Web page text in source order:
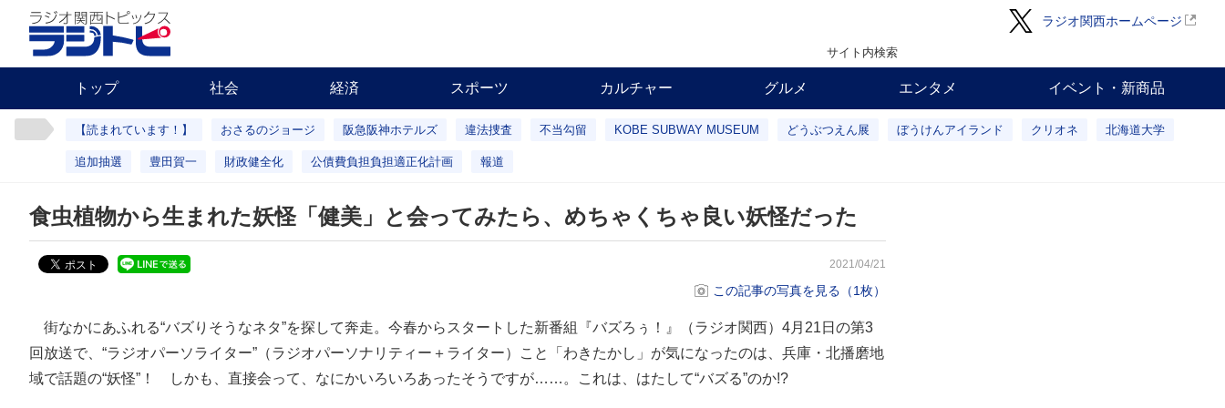
ラジオ関西ホームページ
サイト内検索
トップ 社会 経済 スポーツ カルチャー グルメ エンタメ イベント・新商品
【読まれています！】 おさるのジョージ 阪急阪神ホテルズ 違法捜査 不当勾留 KOBE SUBWAY MUSEUM どうぶつえん展 ぼうけんアイランド クリオネ 北海道大学
追加抽選 豊田賀一 財政健全化 公債費負担負担適正化計画 報道
食虫植物から生まれた妖怪「健美」と会ってみたら、めちゃくちゃ良い妖怪だった
2021/04/21
この記事の写真を見る（1枚）
街なかにあふれる“バズりそうなネタ”を探して奔走。今春からスタートした新番組『バズろぅ！』（ラジオ関西）4月21日の第3
回放送で、“ラジオパーソライター”（ラジオパーソナリティー＋ライター）こと「わきたかし」が気になったのは、兵庫・北播磨地
域で話題の“妖怪”！ しかも、直接会って、なにかいろいろあったそうですが……。これは、はたして“バズる”のか!?